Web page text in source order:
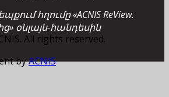
հղումը «ACNIS ReView.
օնլայն-հանդեսին
All rights reserved.
byACNIS